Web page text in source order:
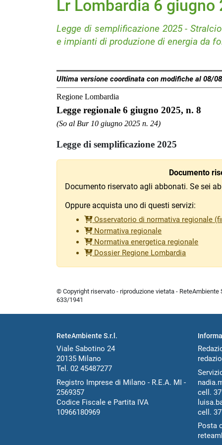
Lr Lombardia 6 giugno
Legge di semplificazione 2025 -
e impianti di produzione di energia da
Ultima versione coordinata con modifiche al 08/
Regione Lombardia
Legge regionale 6 giugno 2025, n. 8
(So al Bur 10 giugno 2025 n. 24)
Legge di semplificazione 2025
Documento
Documento riservato agli abbonati. Se sei
Oppure acquista uno di questi servizi:
Osservatorio di normativa regionale
Normativa regionale
Normativa energetica regionale
Dossier Regione Lombardia
© Copyright riservato - riproduzione vietata -
633/1941
ReteAmbiente S.r.l.
Viale Sabotino 24
20135 Milano
Tel. 02 45487277
Registro Imprese di Milano - R.E.A. MI -
2569357
Codice Fiscale e Partita IVA
10966180969
cell.
cell.
Posta